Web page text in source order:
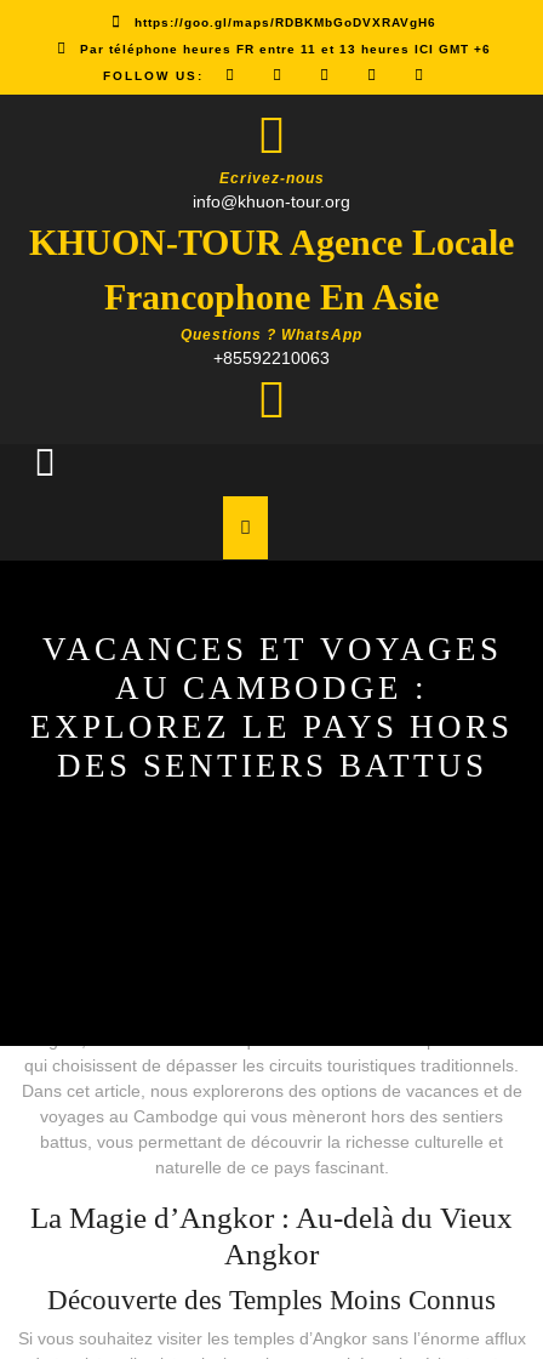
https://goo.gl/maps/RDBKMbGoDVXRAVgH6
Par téléphone heures FR entre 11 et 13 heures ICI GMT +6
FOLLOW US:
Ecrivez-nous
info@khuon-tour.org
KHUON-TOUR Agence Locale
Francophone En Asie
Questions ? WhatsApp
+85592210063
Button
VACANCES ET VOYAGES
AU CAMBODGE :
EXPLOREZ LE PAYS HORS
DES SENTIERS BATTUS
qui choisissent de dépasser les circuits touristiques traditionnels.
Dans cet article, nous explorerons des options de vacances et de
voyages au Cambodge qui vous mèneront hors des sentiers
battus, vous permettant de découvrir la richesse culturelle et
naturelle de ce pays fascinant.
La Magie d’Angkor : Au-delà du Vieux
Angkor
Découverte des Temples Moins Connus
Si vous souhaitez visiter les temples d’Angkor sans l’énorme afflux